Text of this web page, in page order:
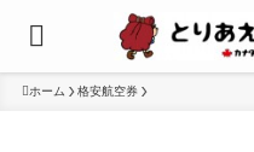
ホーム 格安航空券